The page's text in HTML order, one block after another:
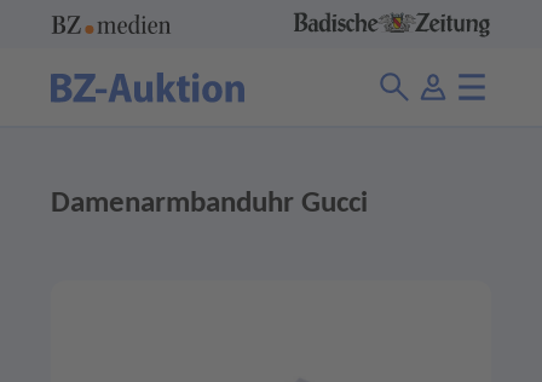
Damenarmbanduhr Gucci